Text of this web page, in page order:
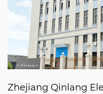
Zhejiang Qinlang